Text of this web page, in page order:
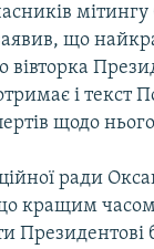
мітингу
що
вівторка
і текст
щодо
ради
кращим часом
Президентові